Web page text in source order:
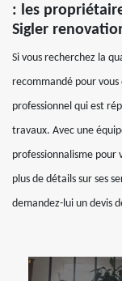
: les
Sigler
Si vous recherchez la
recommandé pour vous
professionnel qui est
travaux. Avec une
professionnalisme pour
plus de détails sur ses
demandez-lui un devis